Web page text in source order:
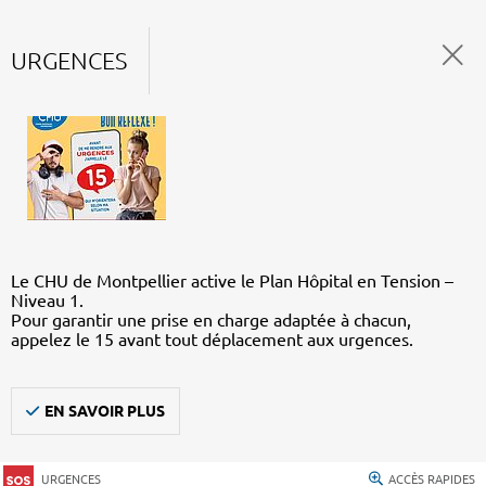
URGENCES
Le CHU de Montpellier active le Plan Hôpital en Tension –
Niveau 1.
Pour garantir une prise en charge adaptée à chacun,
appelez le 15 avant tout déplacement aux urgences.
EN SAVOIR PLUS
URGENCES ACCÈS RAPIDES